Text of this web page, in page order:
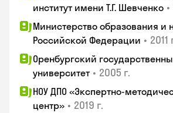
институт имени Т.Г. Шевченко •
Министерство образования и
Российской Федерации • 2011
Оренбургский
университет • 2005 г.
НОУ ДПО «Экспертно-
центр» • 2019 г.